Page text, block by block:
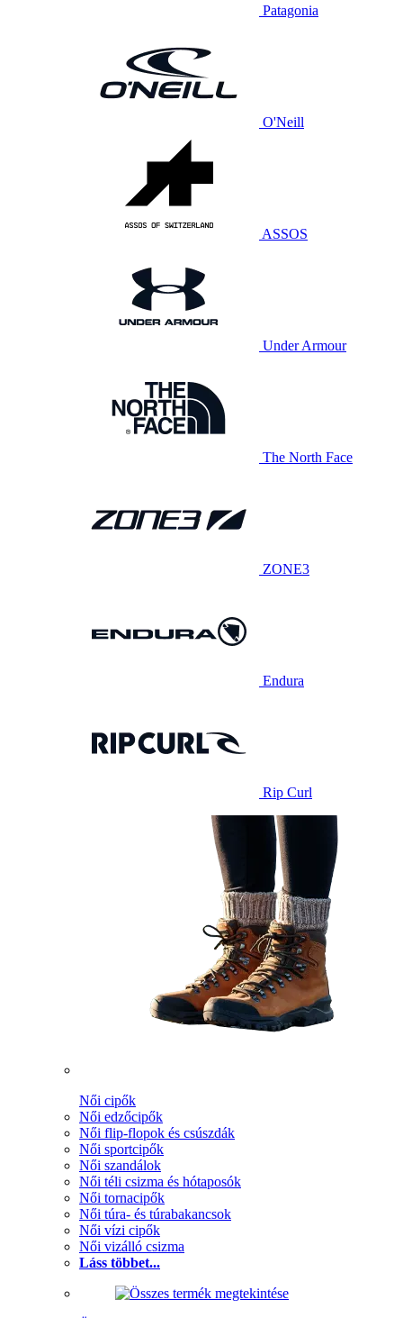
Patagonia
O'Neill
ASSOS
Under Armour
The North Face
ZONE3
Endura
Rip Curl
Női cipők
Női edzőcipők
Női flip-flopok és csúszdák
Női sportcipők
Női szandálok
Női téli csizma és hótaposók
Női tornacipők
Női túra- és túrabakancsok
Női vízi cipők
Női vizálló csizma
Láss többet...